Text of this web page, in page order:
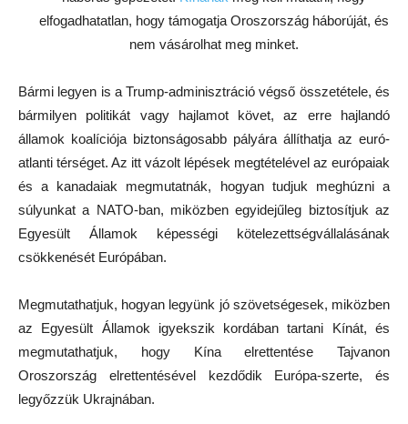
elfogadhatatlan, hogy támogatja Oroszország háborúját, és
nem vásárolhat meg minket.
Bármi legyen is a Trump-adminisztráció végső összetétele, és
bármilyen politikát vagy hajlamot követ, az erre hajlandó
államok koalíciója biztonságosabb pályára állíthatja az euró-
atlanti térséget. Az itt vázolt lépések megtételével az európaiak
és a kanadaiak megmutatnák, hogyan tudjuk meghúzni a
súlyunkat a NATO-ban, miközben egyidejűleg biztosítjuk az
Egyesült Államok képességi kötelezettségvállalásának
csökkenését Európában.
Megmutathatjuk, hogyan legyünk jó szövetségesek, miközben
az Egyesült Államok igyekszik kordában tartani Kínát, és
megmutathatjuk, hogy Kína elrettentése Tajvanon
Oroszország elrettentésével kezdődik Európa-szerte, és
legyőzzük Ukrajnában.